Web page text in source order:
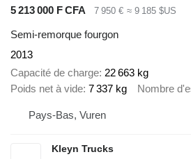
5 213 000 F CFA
7 950 € ≈ 9 185 $US
Semi-remorque fourgon
2013
Capacité de charge 22 663 kg
Poids net à vide 7 337 kg Nombre
Pays-Bas, Vuren
Kleyn Trucks